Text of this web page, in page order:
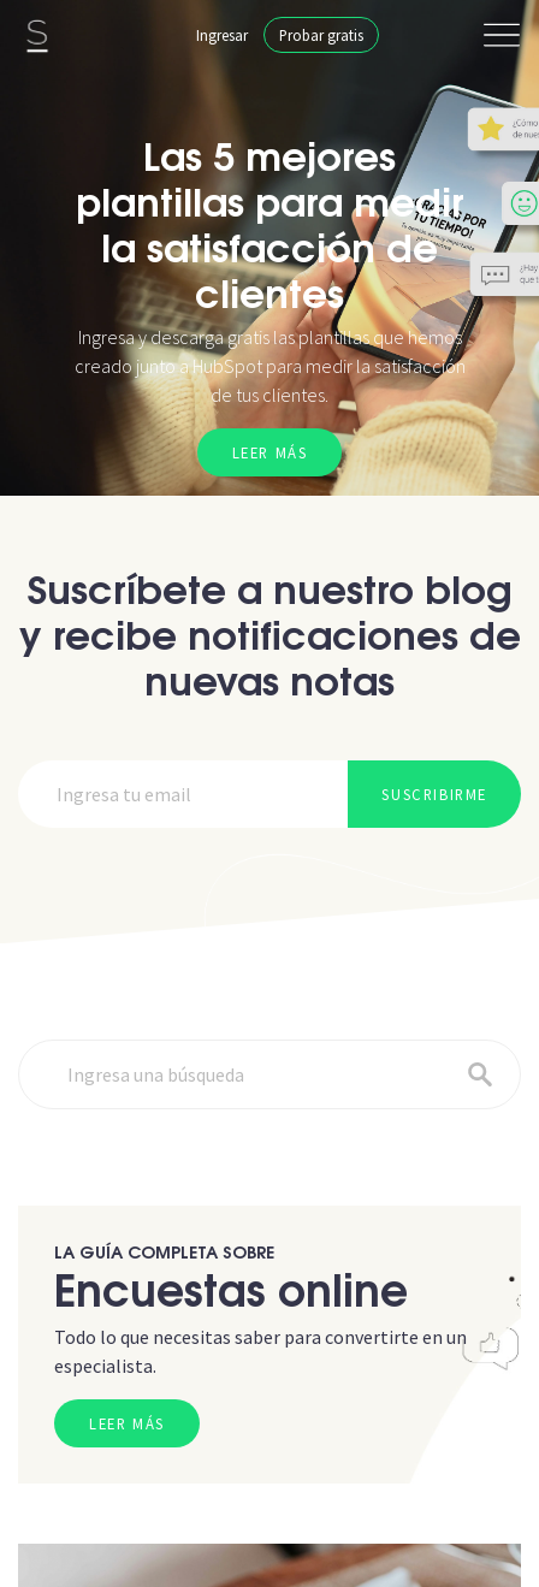
Ingresar Probar gratis
Las 5 mejores
plantillas para medir
la satisfacción de
clientes
Ingresa y descarga gratis las plantillas que hemos
creado junto a HubSpot para medir la satisfacción
de tus clientes.
LEER MÁS
Suscríbete a nuestro blog
y recibe notificaciones de
nuevas notas
SUSCRIBIRME
LA GUÍA COMPLETA SOBRE
Encuestas online
Todo lo que necesitas saber para convertirte en un
especialista.
LEER MÁS